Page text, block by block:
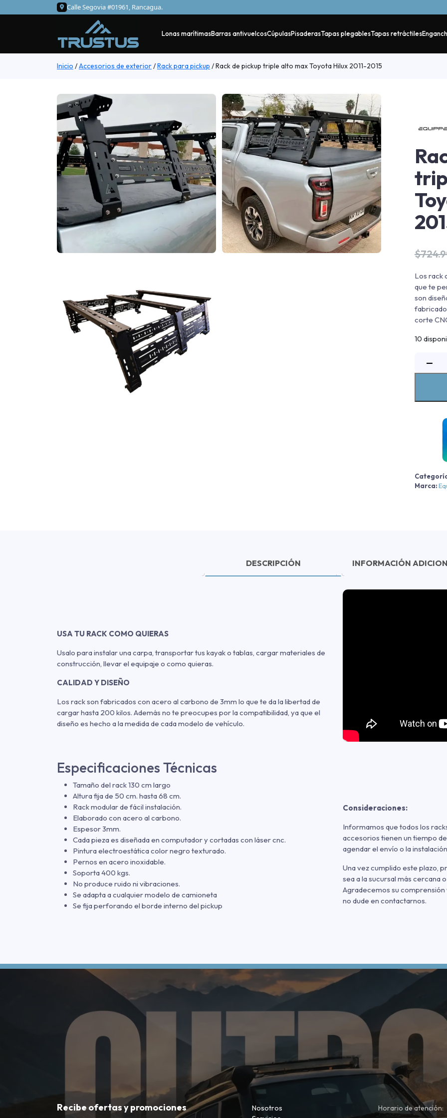
Calle Segovia #01961, Rancagua.
Lonas marítimasBarras antivuelcosCúpulasPisaderasTapas plegablesTapas retráctiles
Inicio /Accesorios de exterior/Rack para pickup /Rack de pickup triple alto max Toyota Hilux 2011-2015
$
Los rack
que te
son
corte
10
−
Marca:
DESCRIPCIÓN INFORMACIÓN
USA TU RACK COMO QUIERAS
Usalo para instalar una carpa, transportar tus kayak o tablas, cargar materiales de
construcción, llevar el equipaje o como quieras.
CALIDAD Y DISEÑO
Los rack son fabricados con acero al carbono de 3mm lo que te da la libertad de
cargar hasta 200 kilos. Además no te preocupes por la compatibilidad, ya que el
diseño es hecho a la medida de cada modelo de vehículo.
Especificaciones Técnicas
Tamaño del rack 130 cm largo
Altura fija de 50 cm. hasta 68 cm.
Rack modular de fácil instalación.
Elaborado con acero al carbono.
Espesor 3mm.
Cada pieza es diseñada en computador y cortadas con láser cnc.
Pintura electroestática color negro texturado.
Pernos en acero inoxidable.
Soporta 400 kgs.
No produce ruido ni vibraciones.
Se adapta a cualquier modelo de camioneta
Se fija perforando el borde interno del pickup
Consideraciones:
Informamos que todos los
accesorios tienen un tiempo
agendar el envío o la
Una vez cumplido este plazo,
sea a la sucursal más cercana
Agradecemos su comprensión
no dude en contactarnos.
Recibe ofertas y promociones
Nosotros
Horario de atención: